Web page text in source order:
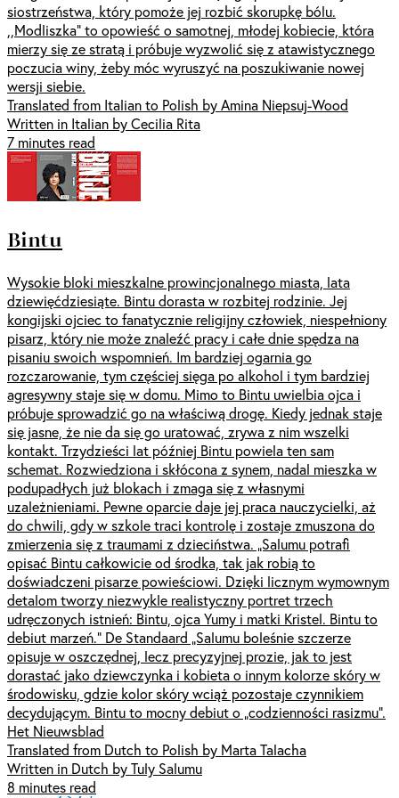
siostrzeństwa, który pomoże jej rozbić skorupkę bólu.
,,Modliszka” to opowieść o samotnej, młodej kobiecie, która
mierzy się ze stratą i próbuje wyzwolić się z atawistycznego
poczucia winy, żeby móc wyruszyć na poszukiwanie nowej
wersji siebie.
Translated from Italian to Polish by Amina Niepsuj-Wood
Written in Italian by Cecilia Rita
7 minutes read
Bintu
Wysokie bloki mieszkalne prowincjonalnego miasta, lata
dziewięćdziesiąte. Bintu dorasta w rozbitej rodzinie. Jej
kongijski ojciec to fanatycznie religijny człowiek, niespełniony
pisarz, który nie może znaleźć pracy i całe dnie spędza na
pisaniu swoich wspomnień. Im bardziej ogarnia go
rozczarowanie, tym częściej sięga po alkohol i tym bardziej
agresywny staje się w domu. Mimo to Bintu uwielbia ojca i
próbuje sprowadzić go na właściwą drogę. Kiedy jednak staje
się jasne, że nie da się go uratować, zrywa z nim wszelki
kontakt. Trzydzieści lat później Bintu powiela ten sam
schemat. Rozwiedziona i skłócona z synem, nadal mieszka w
podupadłych już blokach i zmaga się z własnymi
uzależnieniami. Pewne oparcie daje jej praca nauczycielki, aż
do chwili, gdy w szkole traci kontrolę i zostaje zmuszona do
zmierzenia się z traumami z dzieciństwa. „Salumu potrafi
opisać Bintu całkowicie od środka, tak jak robią to
doświadczeni pisarze powieściowi. Dzięki licznym wymownym
detalom tworzy niezwykle realistyczny portret trzech
udręczonych istnień: Bintu, ojca Yumy i matki Kristel. Bintu to
debiut marzeń.” De Standaard „Salumu boleśnie szczerze
opisuje w oszczędnej, lecz precyzyjnej prozie, jak to jest
dorastać jako dziewczynka i kobieta o innym kolorze skóry w
środowisku, gdzie kolor skóry wciąż pozostaje czynnikiem
decydującym. Bintu to mocny debiut o „codzienności rasizmu”.
Het Nieuwsblad
Translated from Dutch to Polish by Marta Talacha
Written in Dutch by Tuly Salumu
8 minutes read